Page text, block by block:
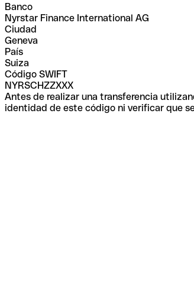
Banco
Nyrstar Finance International AG
Ciudad
Geneva
País
Suiza
Código SWIFT
NYRSCHZZXXX
Antes de realizar una transferencia
identidad de este código ni verificar que